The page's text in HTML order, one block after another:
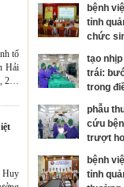
tổ
Hải
220
Huy
bệnh
tỉnh
chức
đồng
cấp
tạo
trái:
trong
và rối
phẫu
cứu
trượt
thân
tủy
bệnh
tỉnh